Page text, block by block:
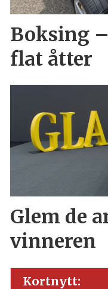
Boksing
flat åtter
Glem de
vinneren
Kortnytt: